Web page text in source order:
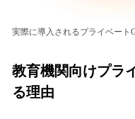
実際に導入されるプライベート
教育機関向けプラ
る理由